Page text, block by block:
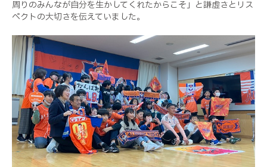
周りのみんなが自分を生かしてくれたからこそ」と謙虚さとリス
ペクトの大切さを伝えていました。